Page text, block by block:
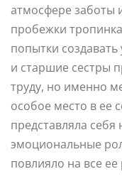
атмосфере заботы
пробежки
попытки
и старшие сестры
труду, но именно
особое место в ее
представляла
эмоциональные
повлияло на все